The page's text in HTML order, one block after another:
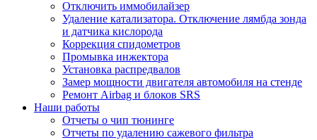
Отключить иммобилайзер
Удаление катализатора. Отключение лямбда зонда
и датчика кислорода
Коррекция спидометров
Промывка инжектора
Установка распредвалов
Замер мощности двигателя автомобиля на стенде
Ремонт Airbag и блоков SRS
Наши работы
Отчеты о чип тюнинге
Отчеты по удалению сажевого фильтра